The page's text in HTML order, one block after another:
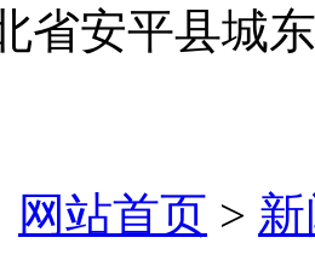
省安平县城
网站首页 >